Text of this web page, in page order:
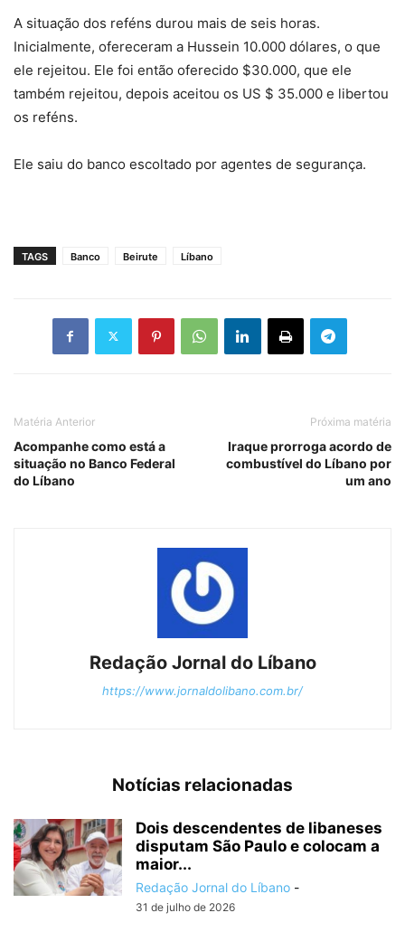
A situação dos reféns durou mais de seis horas.
Inicialmente, ofereceram a Hussein 10.000 dólares, o que
ele rejeitou. Ele foi então oferecido $30.000, que ele
também rejeitou, depois aceitou os US $ 35.000 e libertou
os reféns.
Ele saiu do banco escoltado por agentes de segurança.
TAGS Banco Beirute Líbano
Matéria Anterior
Acompanhe como está a
situação no Banco Federal
do Líbano
Próxima matéria
Iraque prorroga acordo de
combustível do Líbano por
um ano
Redação Jornal do Líbano
https://www.jornaldolibano.com.br/
Notícias relacionadas
Dois descendentes de libaneses
disputam São Paulo e colocam a
maior...
Redação Jornal do Líbano -
31 de julho de 2026